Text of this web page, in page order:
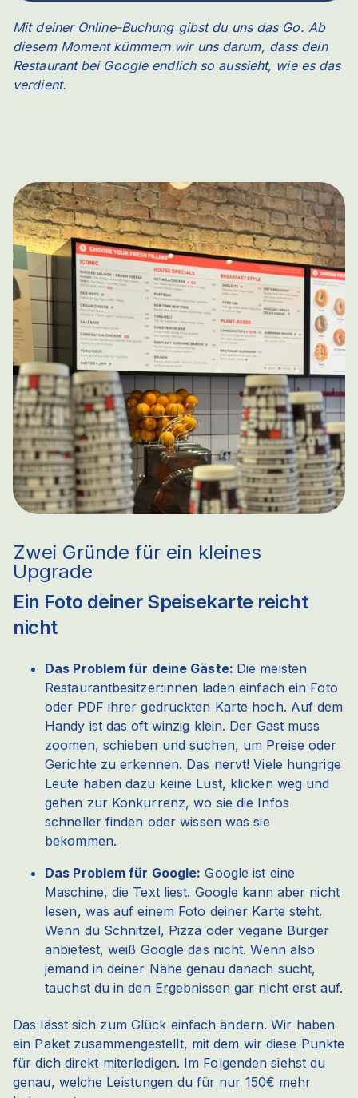
Mit deiner Online-Buchung gibst du uns das Go. Ab
diesem Moment kümmern wir uns darum, dass dein
Restaurant bei Google endlich so aussieht, wie es das
verdient.
Zwei Gründe für ein kleines
Upgrade
Ein Foto deiner Speisekarte reicht
nicht
Das Problem für deine Gäste: Die meisten
Restaurantbesitzer:innen laden einfach ein Foto
oder PDF ihrer gedruckten Karte hoch. Auf dem
Handy ist das oft winzig klein. Der Gast muss
zoomen, schieben und suchen, um Preise oder
Gerichte zu erkennen. Das nervt! Viele hungrige
Leute haben dazu keine Lust, klicken weg und
gehen zur Konkurrenz, wo sie die Infos
schneller finden oder wissen was sie
bekommen.
Das Problem für Google: Google ist eine
Maschine, die Text liest. Google kann aber nicht
lesen, was auf einem Foto deiner Karte steht.
Wenn du Schnitzel, Pizza oder vegane Burger
anbietest, weiß Google das nicht. Wenn also
jemand in deiner Nähe genau danach sucht,
tauchst du in den Ergebnissen gar nicht erst auf.
Das lässt sich zum Glück einfach ändern. Wir haben
ein Paket zusammengestellt, mit dem wir diese Punkte
für dich direkt miterledigen. Im Folgenden siehst du
genau, welche Leistungen du für nur 150€ mehr